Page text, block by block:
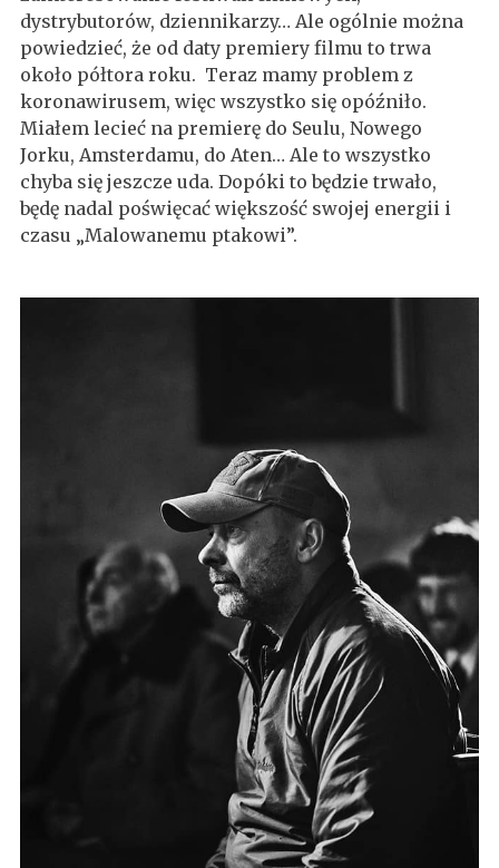
dystrybutorów, dziennikarzy… Ale ogólnie można
powiedzieć, że od daty premiery filmu to trwa
około półtora roku. Teraz mamy problem z
koronawirusem, więc wszystko się opóźniło.
Miałem lecieć na premierę do Seulu, Nowego
Jorku, Amsterdamu, do Aten… Ale to wszystko
chyba się jeszcze uda. Dopóki to będzie trwało,
będę nadal poświęcać większość swojej energii i
czasu „Malowanemu ptakowi”.